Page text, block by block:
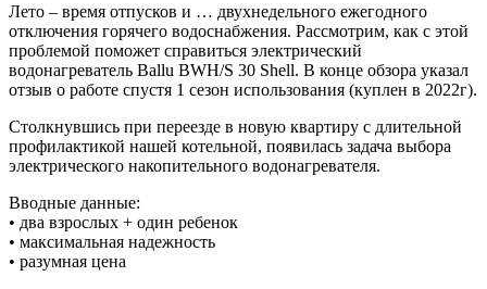
Лето – время отпусков и … двухнедельного ежегодного
отключения горячего водоснабжения. Рассмотрим, как с этой
проблемой поможет справиться электрический
водонагреватель Ballu BWH/S 30 Shell. В конце обзора указал
отзыв о работе спустя 1 сезон использования (куплен в 2022г).
Столкнувшись при переезде в новую квартиру с длительной
профилактикой нашей котельной, появилась задача выбора
электрического накопительного водонагревателя.
Вводные данные:
• два взрослых + один ребенок
• максимальная надежность
• разумная цена